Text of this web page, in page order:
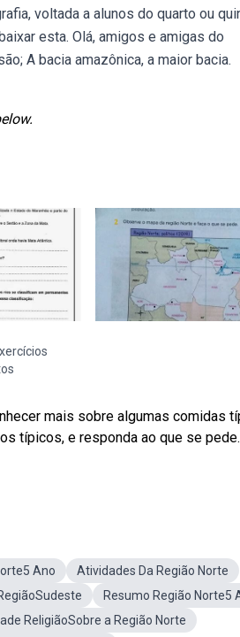
voltada a alunos do quarto ou
esta. Olá, amigos e amigas do
A bacia amazônica, a maior bacia.
mais sobre algumas comidas
típicos, e responda ao que se pede.
Ano
Atividades Da Região Norte
Resumo Região Norte5
ReligiãoSobre a Região Norte